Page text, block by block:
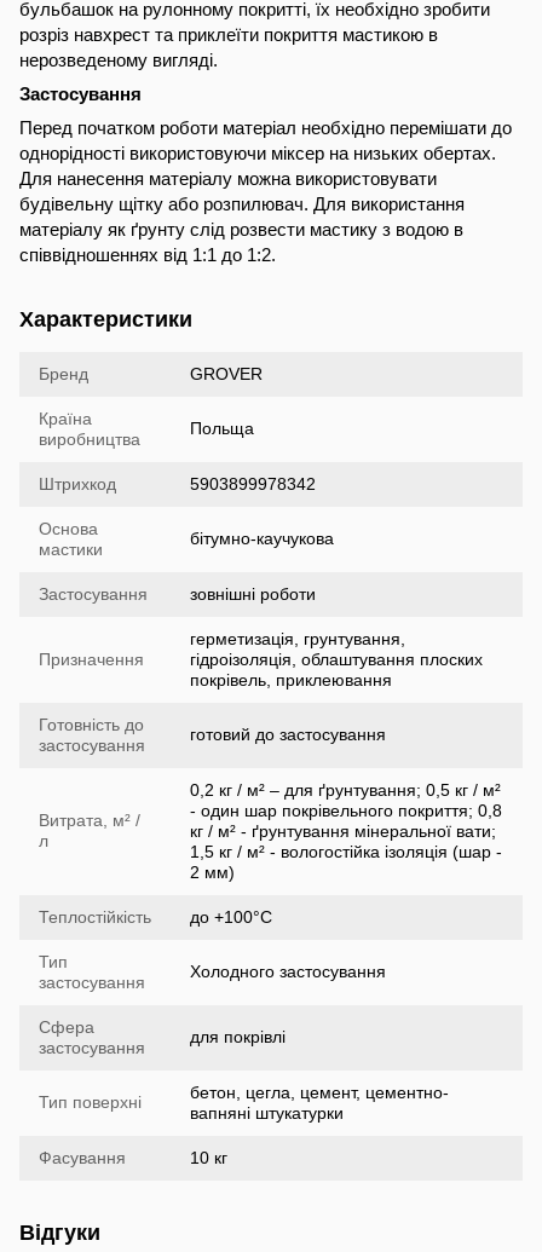
бульбашок на рулонному покритті, їх необхідно зробити
розріз навхрест та приклеїти покриття мастикою в
нерозведеному вигляді.
Застосування
Перед початком роботи матеріал необхідно перемішати до
однорідності використовуючи міксер на низьких обертах.
Для нанесення матеріалу можна використовувати
будівельну щітку або розпилювач. Для використання
матеріалу як ґрунту слід розвести мастику з водою в
співвідношеннях від 1:1 до 1:2.
Характеристики
Бренд GROVER
Країна
виробництва
Польща
Штрихкод 5903899978342
Основа
мастики
бітумно-каучукова
Застосування зовнішні роботи
Призначення
герметизація, грунтування,
гідроізоляція, облаштування плоских
покрівель, приклеювання
Готовність до
застосування
готовий до застосування
Витрата, м² /
л
0,2 кг / м² – для ґрунтування; 0,5 кг / м²
- один шар покрівельного покриття; 0,8
кг / м² - ґрунтування мінеральної вати;
1,5 кг / м² - вологостійка ізоляція (шар -
2 мм)
Теплостійкість до +100°C
Тип
застосування
Холодного застосування
Сфера
застосування
для покрівлі
Тип поверхні
бетон, цегла, цемент, цементно-
вапняні штукатурки
Фасування 10 кг
Відгуки